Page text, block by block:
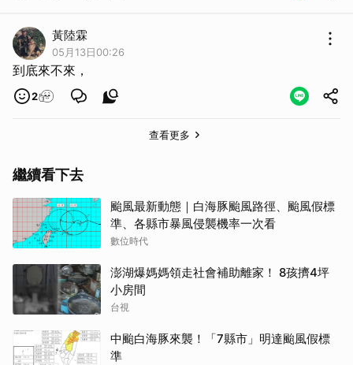
黃陸霖
05月13日00:26
到底來不來，
2
查看更多
繼續看下去
颱風最新動態｜白海豚颱風路徑、颱風假標
準、各縣市暴風侵襲機率一次看
數位時代
澎湖爆媽媽領走社會補助離家！ 8孩擠4坪
小房間
台視
中颱白海豚來襲！「7縣市」明達颱風假標
準